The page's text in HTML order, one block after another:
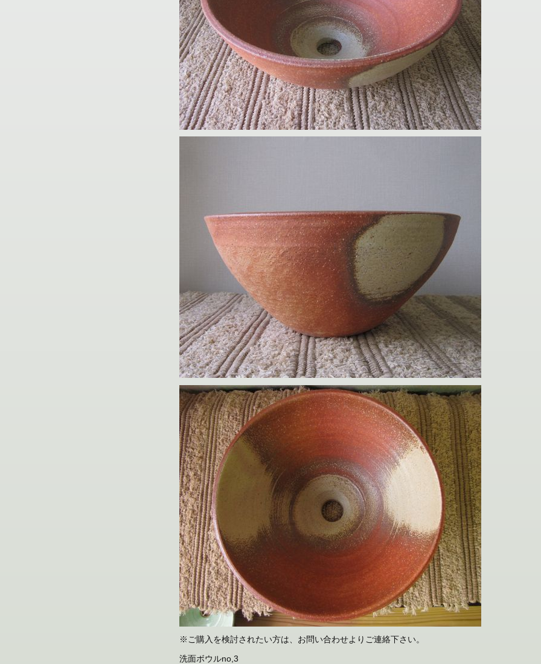
※ご購入を検討されたい方は、お問い合わせよりご連絡下さい。
洗面ボウルno,3